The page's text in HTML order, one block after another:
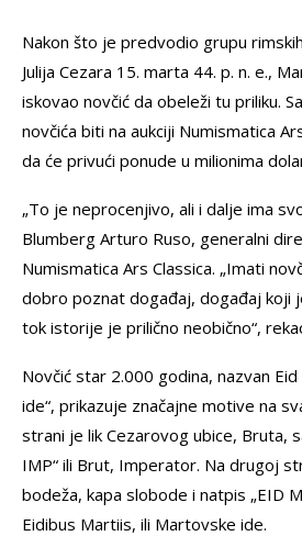
Nakon što je predvodio grupu
Julija Cezara 15. marta 44. p. n. e.,
iskovao novčić da obeleži tu priliku.
novčića biti na aukciji Numismatica
da će privući ponude u milionima
„To je neprocenjivo, ali i dalje ima
Blumberg Arturo Ruso, generalni
Numismatica Ars Classica. „Imati
dobro poznat događaj, događaj koji
tok istorije je prilično neobično“,
Novčić star 2.000 godina, nazvan
ide“, prikazuje značajne motive na
strani je lik Cezarovog ubice, Bruta,
IMP“ ili Brut, Imperator. Na drugoj
bodeža, kapa slobode i natpis „EID
Eidibus Martiis, ili Martovske ide.